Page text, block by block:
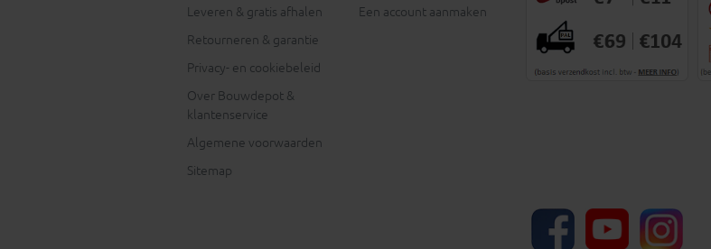
Leveren & gratis afhalen
Retourneren & garantie
Privacy- en cookiebeleid
Over Bouwdepot &
klantenservice
Algemene voorwaarden
Sitemap
Een account aanmaken